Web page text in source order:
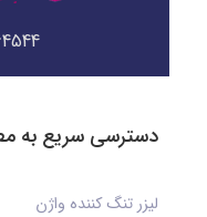
دسترسی سریع به
لیزر تنگ کننده واژن